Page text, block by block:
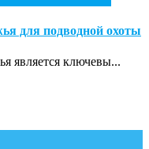
для подводной охоты
является ключевы...